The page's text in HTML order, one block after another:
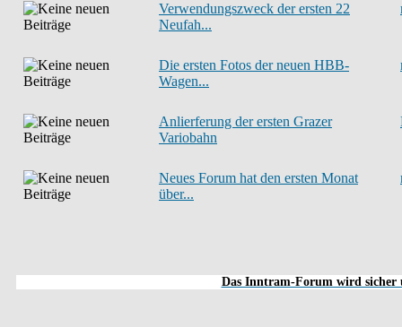
Verwendungszweck der ersten 22
Neufah...
Die ersten Fotos der neuen HBB-
Wagen...
Anlierferung der ersten Grazer
Variobahn
Neues Forum hat den ersten Monat
über...
Das Inntram-Forum wird sicher